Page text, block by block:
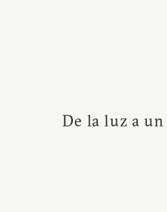
De la luz a